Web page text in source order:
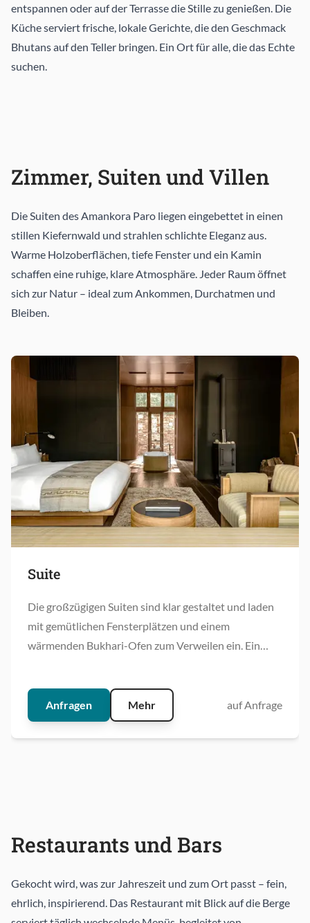
entspannen oder auf der Terrasse die Stille zu genießen. Die
Küche serviert frische, lokale Gerichte, die den Geschmack
Bhutans auf den Teller bringen. Ein Ort für alle, die das Echte
suchen.
Zimmer, Suiten und Villen
Die Suiten des Amankora Paro liegen eingebettet in einen
stillen Kiefernwald und strahlen schlichte Eleganz aus.
Warme Holzoberflächen, tiefe Fenster und ein Kamin
schaffen eine ruhige, klare Atmosphäre. Jeder Raum öffnet
sich zur Natur – ideal zum Ankommen, Durchatmen und
Bleiben.
Suite
Die großzügigen Suiten sind klar gestaltet und laden
mit gemütlichen Fensterplätzen und einem
wärmenden Bukhari-Ofen zum Verweilen ein. Ein
und freistehender Wanne besonderen Komfort
verspricht.
Anfragen Mehr auf Anfrage
Restaurants und Bars
Gekocht wird, was zur Jahreszeit und zum Ort passt – fein,
ehrlich, inspirierend. Das Restaurant mit Blick auf die Berge